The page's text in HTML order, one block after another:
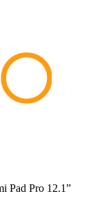
Pad Pro 12.1”